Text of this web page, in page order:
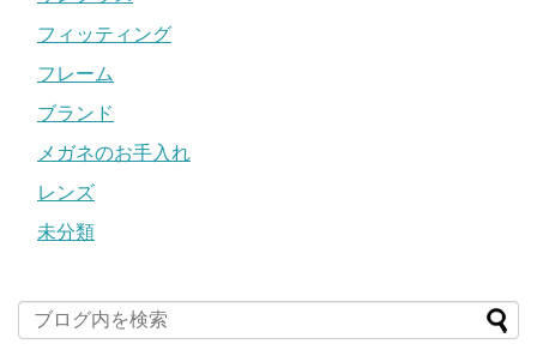
フィッティング
フレーム
ブランド
メガネのお手入れ
レンズ
未分類